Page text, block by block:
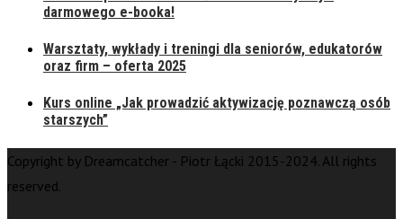
darmowego e-booka!
Warsztaty, wykłady i treningi dla seniorów, edukatorów
oraz firm – oferta 2025
Kurs online „Jak prowadzić aktywizację poznawczą osób
starszych”
Copyright by Dreamcatcher - Piotr Łącki 2015-2024. All rights
reserved.